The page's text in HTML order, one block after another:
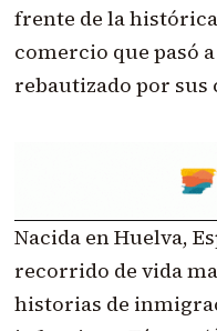
frente de la
comercio que pasó
rebautizado por sus
Nacida en Huelva,
recorrido de vida
historias de